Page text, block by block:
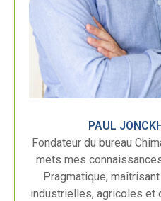
PAUL
Fondateur du bureau
mets mes
Pragmatique,
industrielles, agricoles et